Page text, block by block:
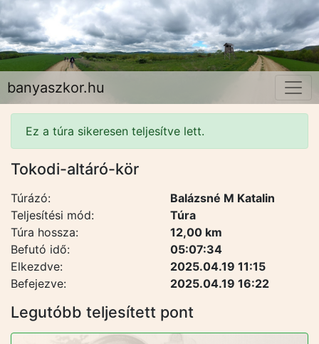
banyaszkor.hu
Ez a túra sikeresen teljesítve lett.
Legutóbb teljesített pont
Tokodi-altáró-kör
Túrázó:
Balázsné M Katalin
Teljesítési mód:
Túra
Túra hossza:
12,00 km
Befutó idő:
05:07:34
Elkezdve:
2025.04.19 11:15
Befejezve:
2025.04.19 16:22